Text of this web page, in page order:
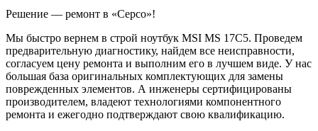
Решение — ремонт в «Серсо»!
Мы быстро вернем в строй ноутбук MSI MS 17C5. Проведем
предварительную диагностику, найдем все неисправности,
согласуем цену ремонта и выполним его в лучшем виде. У нас
большая база оригинальных комплектующих для замены
поврежденных элементов. А инженеры сертифицированы
производителем, владеют технологиями компонентного
ремонта и ежегодно подтверждают свою квалификацию.